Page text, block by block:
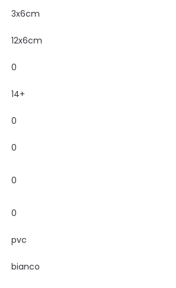
3x6cm
12x6cm
0
14+
0
0
0
0
pvc
bianco